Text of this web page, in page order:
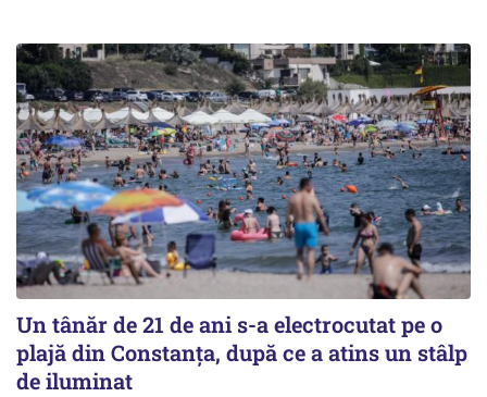
Un tânăr de 21 de ani s-a electrocutat pe o
plajă din Constanța, după ce a atins un stâlp
de iluminat